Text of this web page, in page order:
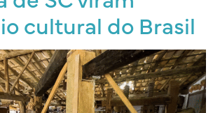
cultural do Brasil